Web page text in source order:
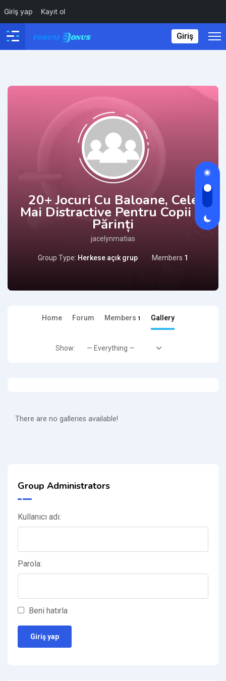
Giriş yap Kayıt ol
Giriş
20+ Jocuri Cu Baloane, Cele
Mai Distractive Pentru Copii Și
Părinți
jacelynmatias
Group Type: Herkese açık grup Members 1
Home Forum Members 1 Gallery
Show:
There are no galleries available!
Group Administrators
Kullanıcı adı:
Parola:
Beni hatırla
Giriş yap